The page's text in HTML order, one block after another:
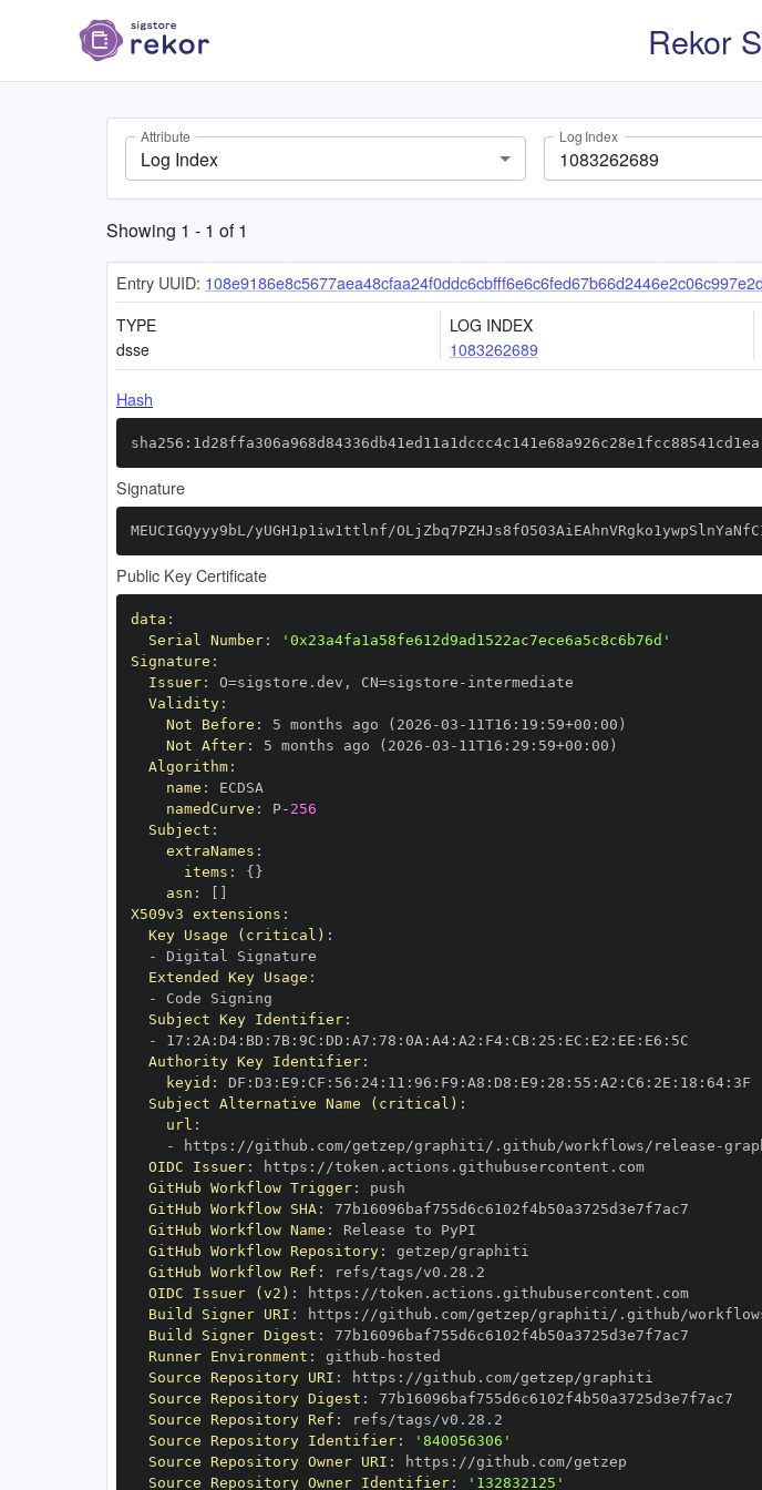
Rekor
Attribute
Log Index
Log Index
Showing 1 - 1 of1
Entry UUID:
TYPE
dsse
LOG INDEX
1083262689
Hash
sha256:1d28ffa306a968d84336db41ed11a1dccc4c141e68a926c28e1fcc88541cd1ea
Signature
MEUCIGQyyy9bL/yUGH1p1iw1ttlnf/
Public Key Certificate
data :
Serial Number:
'0x23a4fa1a58fe612d9ad1522ac7ece6a5c8c6b76d'
Signature :
Issuer: O=sigstore.dev , CN=sigstore -
Validity:
Not Before : 5 months ago (2026 -03 - 11T16 : 19 : 59+00 :
Not After: 5 months ago (2026 -03 - 11T16 : 29 : 59+00 :
Algorithm:
name :
namedCurve : P- 256
Subject :
extraNames :
items : { }
asn :
X509v3 extensions :
Key Usage (critical) :
-
Extended Key Usage :
-
Subject Key Identifier:
-
17 : 2A : D4: BD : 7B: 9C : DD : A7 : 78 : 0A : A4: A2 : F4: CB: 25 : EC : E2 : EE : E6 :
Authority Key Identifier:
keyid : DF : D3 : E9 : CF : 56 : 24: 11 : 96 : F9 : A8 : D8 : E9 : 28 : 55 : A2 : C6 : 2E : 18 : 64:
Subject Alternative Name (critical) :
url :
-
https : //github.com/getzep/graphiti/.github/workflows/release -
OIDC Issuer: https :
//token.actions.githubusercontent.com
GitHub Workflow Trigger:
GitHub Workflow SHA:
GitHub Workflow Name :
GitHub Workflow Repository:
GitHub Workflow Ref :
OIDC Issuer (v2) : https :
//token.actions.githubusercontent.com
Build Signer URI : https : //github.com/getzep/graphiti/.github/
Build Signer Digest :
Runner Environment : github -
Source Repository URI : https :
Source Repository Digest :
Source Repository Ref :
Source Repository Identifier:
'840056306'
Source Repository Owner URI : https :
Source Repository Owner Identifier: '132832125'